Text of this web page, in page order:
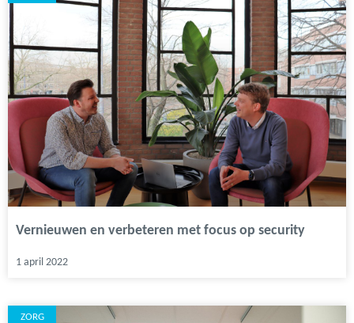
Vernieuwen en verbeteren met focus op security
1 april 2022
ZORG